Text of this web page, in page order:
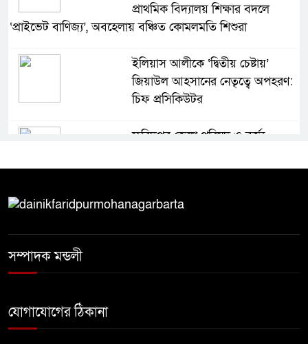
প্রাথমিক বিদ্যালয় শিক্ষার বদলে
‘প্রাইভেট বাণিজ্য’, অবহেলায় বঞ্চিত কোমলমতি শিশুরা
ইলিয়াস আলীকে ‘দ্বিতীয় চেষ্টায়’
জিয়াউল আহসানের নেতৃত্বে অপহরণ:
চিফ প্রসিকিউটর
ফরিদপুর জেলা পরিষদ ও বর্জ্য
করলেন স্থানীয় সরকার বিভাগের সচিব
৩০ বছরের ভোগান্তি, বসতভিটা রক্ষায়
সম্পাদক মন্ডলী
যোগাযোগের ঠিকানা